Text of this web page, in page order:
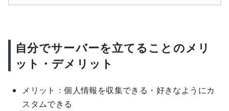
自分でサーバーを立てることのメリ
ット・デメリット
メリット：個人情報を収集できる・好きなようにカ
スタムできる